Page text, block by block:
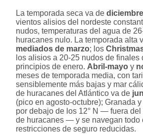
La temporada seca va de
vientos alisios del nordeste
nudos, temperaturas del agua de
huracanes nulo. La temporada alta
mediados de marzo; los
los alisios a 20-25 nudos de finales
principios de enero. Abril-mayo y
meses de temporada media, con
sensiblemente más bajas y mar
de huracanes del Atlántico va de
(pico en agosto-octubre); Granada
por debajo de los 12° N — fuera del
de huracanes — y se navegan todo
restricciones de seguro reducidas.